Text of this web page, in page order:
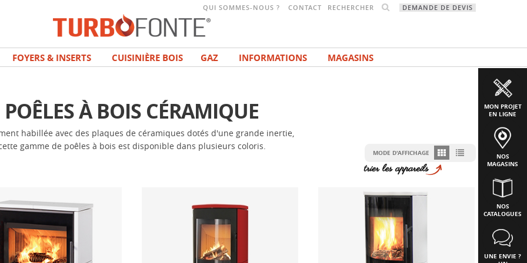
QUI SOMMES-NOUS ? CONTACT RECHERCHER DEMANDE DE DEVIS
FOYERS & INSERTS CUISINIÈRE BOIS GAZ INFORMATIONS MAGASINS
POÊLES À BOIS CÉRAMIQUE
habillée avec des plaques de céramiques dotés d'une grande inertie,
gamme de poêles à bois est disponible dans plusieurs coloris.
MODE D'AFFICHAGE
MON PROJET
EN LIGNE
NOS
MAGASINS
NOS
CATALOGUES
UNE ENVIE ?